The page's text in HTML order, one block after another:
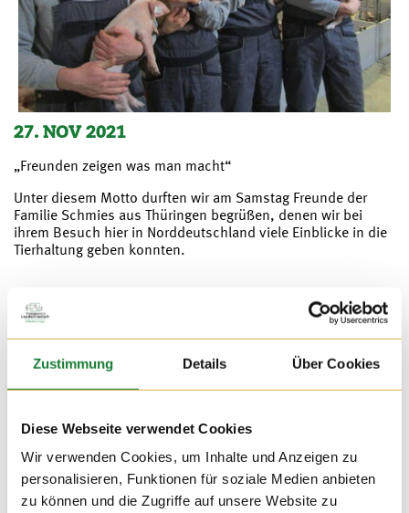
Zustimmung Details Über Cookies
Diese Webseite verwendet Cookies
Wir verwenden Cookies, um Inhalte und Anzeigen zu
personalisieren, Funktionen für soziale Medien anbieten
zu können und die Zugriffe auf unsere Website zu
27. NOV 2021
„Freunden zeigen was man macht“
Unter diesem Motto durften wir am Samstag Freunde der
Familie Schmies aus Thüringen begrüßen, denen wir bei
ihrem Besuch hier in Norddeutschland viele Einblicke in die
Tierhaltung geben konnten.